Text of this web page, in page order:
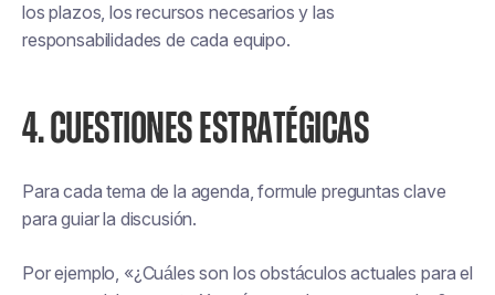
los plazos, los recursos necesarios y las
responsabilidades de cada equipo.
4. CUESTIONES ESTRATÉGICAS
Para cada tema de la agenda, formule preguntas clave
para guiar la discusión.
Por ejemplo, «¿Cuáles son los obstáculos actuales para el